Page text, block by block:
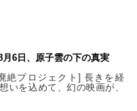
6日、原子雲の下の真実
絶プロジェクト] 長きを経
いを込めて、幻の映画が、